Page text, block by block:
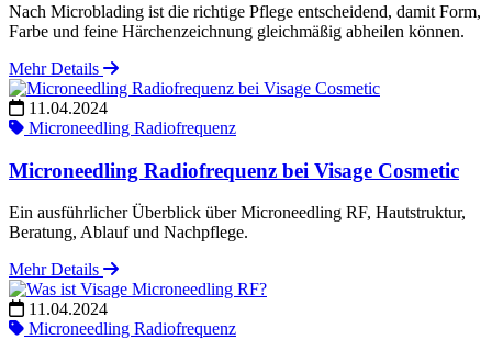
Nach Microblading ist die richtige Pflege entscheidend, damit Form,
Farbe und feine Härchenzeichnung gleichmäßig abheilen können.
Mehr Details
11.04.2024
Microneedling Radiofrequenz
Microneedling Radiofrequenz bei Visage Cosmetic
Ein ausführlicher Überblick über Microneedling RF, Hautstruktur,
Beratung, Ablauf und Nachpflege.
Mehr Details
11.04.2024
Microneedling Radiofrequenz